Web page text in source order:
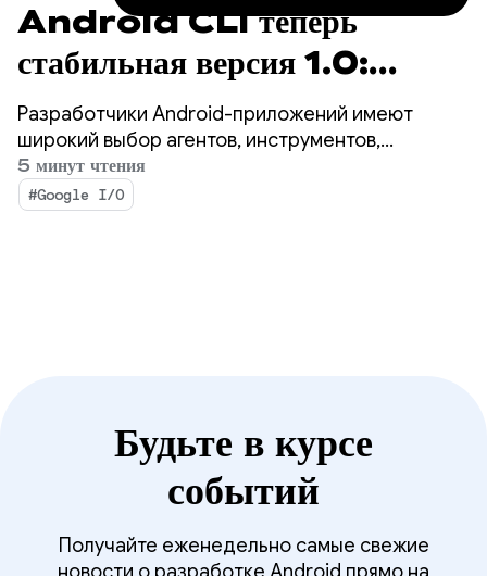
Android CLI теперь
стабильная версия 1.0:
ускорьте разработку для
Android, используя любой
агент.
Разработчики Android-приложений имеют
широкий выбор агентов, инструментов,
интерфейсов командной строки (CLI) и модулей
LLM, используемых для разработки
приложений.
5 минут чтения
#Google I/O
Будьте в курсе
событий
Получайте еженедельно самые свежие